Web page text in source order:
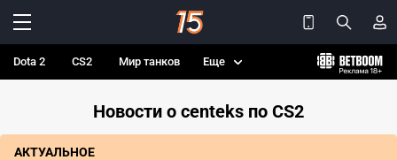
Dota 2 CS2 Мир танков Еще
Новости о centeks по CS2
АКТУАЛЬНОЕ